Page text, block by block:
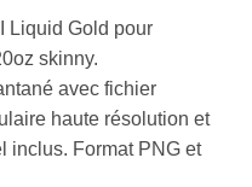
Liquid Gold pour
skinny.
avec fichier
haute résolution et
inclus. Format PNG et